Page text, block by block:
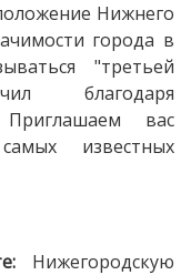
Нижнего
города в
"третьей
благодаря
Приглашаем вас
известных
Нижегородскую